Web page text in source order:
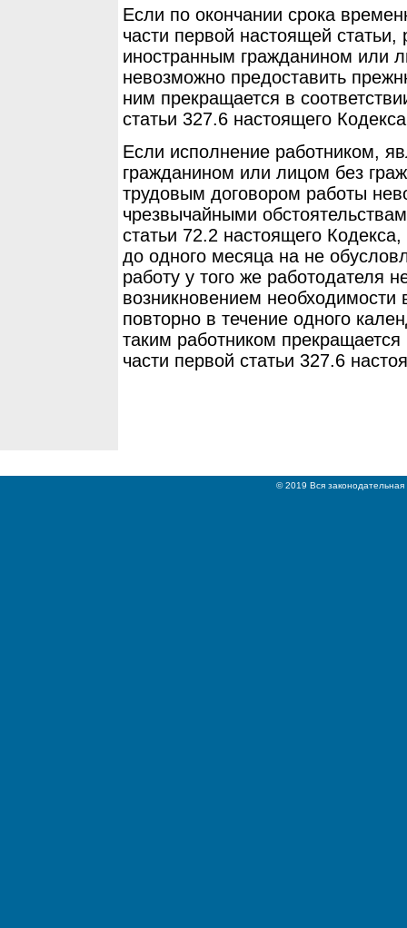
Если по окончании срока
части первой настоящей
иностранным гражданином или
невозможно предоставить
ним прекращается в
статьи 327.6 настоящего
Если исполнение работником,
гражданином или лицом без
трудовым договором работы
чрезвычайными
статьи 72.2 настоящего
до одного месяца на не
работу у того же работодателя
возникновением
повторно в течение одного
таким работником прекращается
части первой статьи 327.6
© 2019 Вся